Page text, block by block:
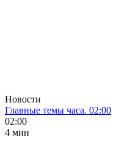
Новости
Главные темы часа. 02:00
02:00
4 мин